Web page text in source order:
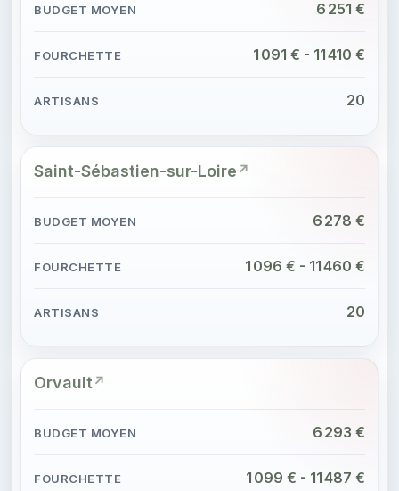
6 251 €
1 091 € - 11 410 €
20
Saint-Sébastien-sur-Loire
6 278 €
1 096 € - 11 460 €
20
Orvault
6 293 €
1 099 € - 11 487 €